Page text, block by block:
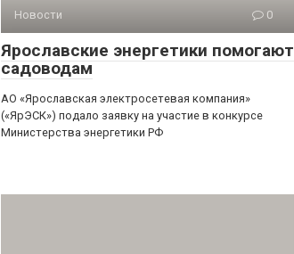
Новости 0
Ярославские энергетики помогают
садоводам
АО «Ярославская электросетевая компания»
(«ЯрЭСК») подало заявку на участие в конкурсе
Министерства энергетики РФ